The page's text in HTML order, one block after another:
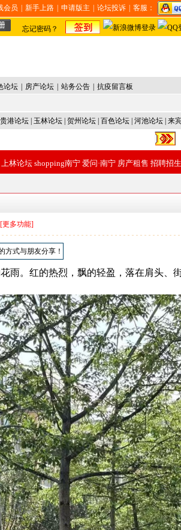
会员 新手上路 申请版主 论坛投诉 客服：
忘记密码？
论坛 房产论坛 站务公告
抗疫留言板
贵港论坛 玉林论坛 贺州论坛 百色论坛 河池论坛 来
上林论坛 shopping南宁 爱问·南宁 房产租售 招聘招生
[更多功能]
方式与朋友分享！
雨。红的热烈，飘的轻盈，落在肩头、